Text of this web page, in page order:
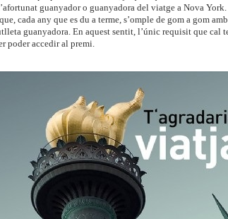
guanyador o guanyadora del viatge a Nova
cada any que es du a terme, s’omple de gom a gom
guanyadora. En aquest sentit, l’únic requisit que cal
poder accedir al premi.